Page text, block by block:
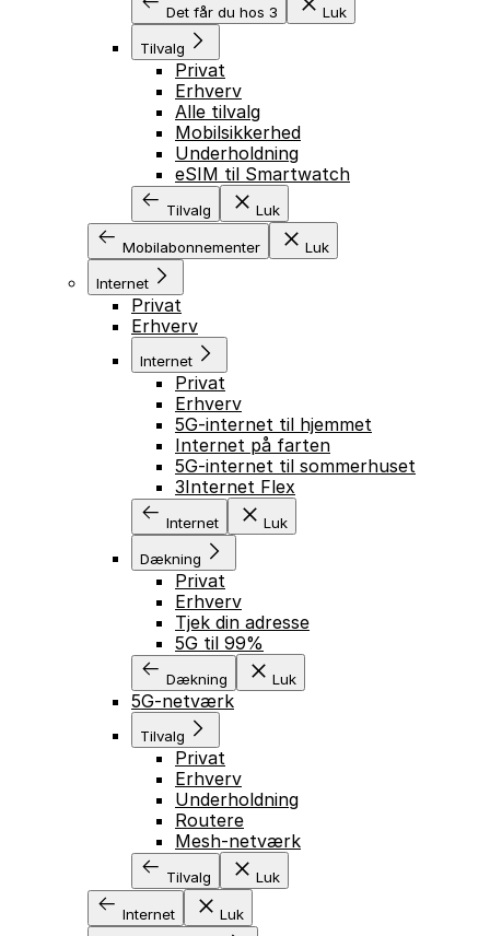
Det får du hos 3 Luk
Tilvalg
Privat
Erhverv
Alle tilvalg
Mobilsikkerhed
Underholdning
eSIM til Smartwatch
Tilvalg Luk
Mobilabonnementer Luk
Internet
Privat
Erhverv
Internet
Privat
Erhverv
5G-internet til hjemmet
Internet på farten
5G-internet til sommerhuset
3Internet Flex
Internet Luk
Dækning
Privat
Erhverv
Tjek din adresse
5G til 99%
Dækning Luk
5G-netværk
Tilvalg
Privat
Erhverv
Underholdning
Routere
Mesh-netværk
Tilvalg Luk
Internet Luk